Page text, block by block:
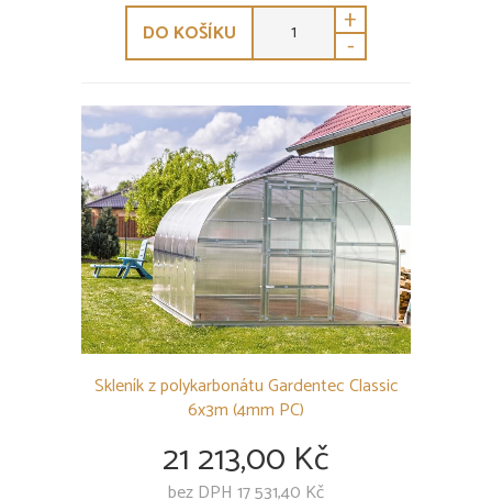
DO KOŠÍKU
+
-
Skleník z polykarbonátu Gardentec Classic
6x3m (4mm PC)
21 213,00 Kč
bez DPH 17 531,40 Kč